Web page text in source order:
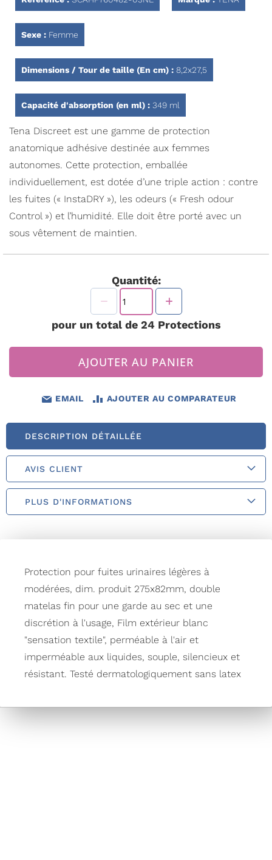
Sexe : Femme
Dimensions / Tour de taille (En cm) : 8,2x27,5
Capacité d'absorption (en ml) : 349 ml
Tena Discreet est une gamme de protection
anatomique adhésive destinée aux femmes
autonomes. Cette protection, emballée
individuellement, est dotée d’une triple action : contre
les fuites (« InstaDRY »), les odeurs (« Fresh odour
Control ») et l’humidité. Elle doit être porté avec un
sous vêtement de maintien.
Quantité:
pour un total de 24Protections
AJOUTER AU PANIER
EMAIL AJOUTER AU COMPARATEUR
DESCRIPTION DÉTAILLÉE
AVIS CLIENT
PLUS D'INFORMATIONS
Protection pour fuites urinaires légères à
modérées, dim. produit 275x82mm, double
matelas fin pour une garde au sec et une
discrétion à l'usage, Film extérieur blanc
"sensation textile", perméable à l'air et
imperméable aux liquides, souple, silencieux et
résistant. Testé dermatologiquement sans latex